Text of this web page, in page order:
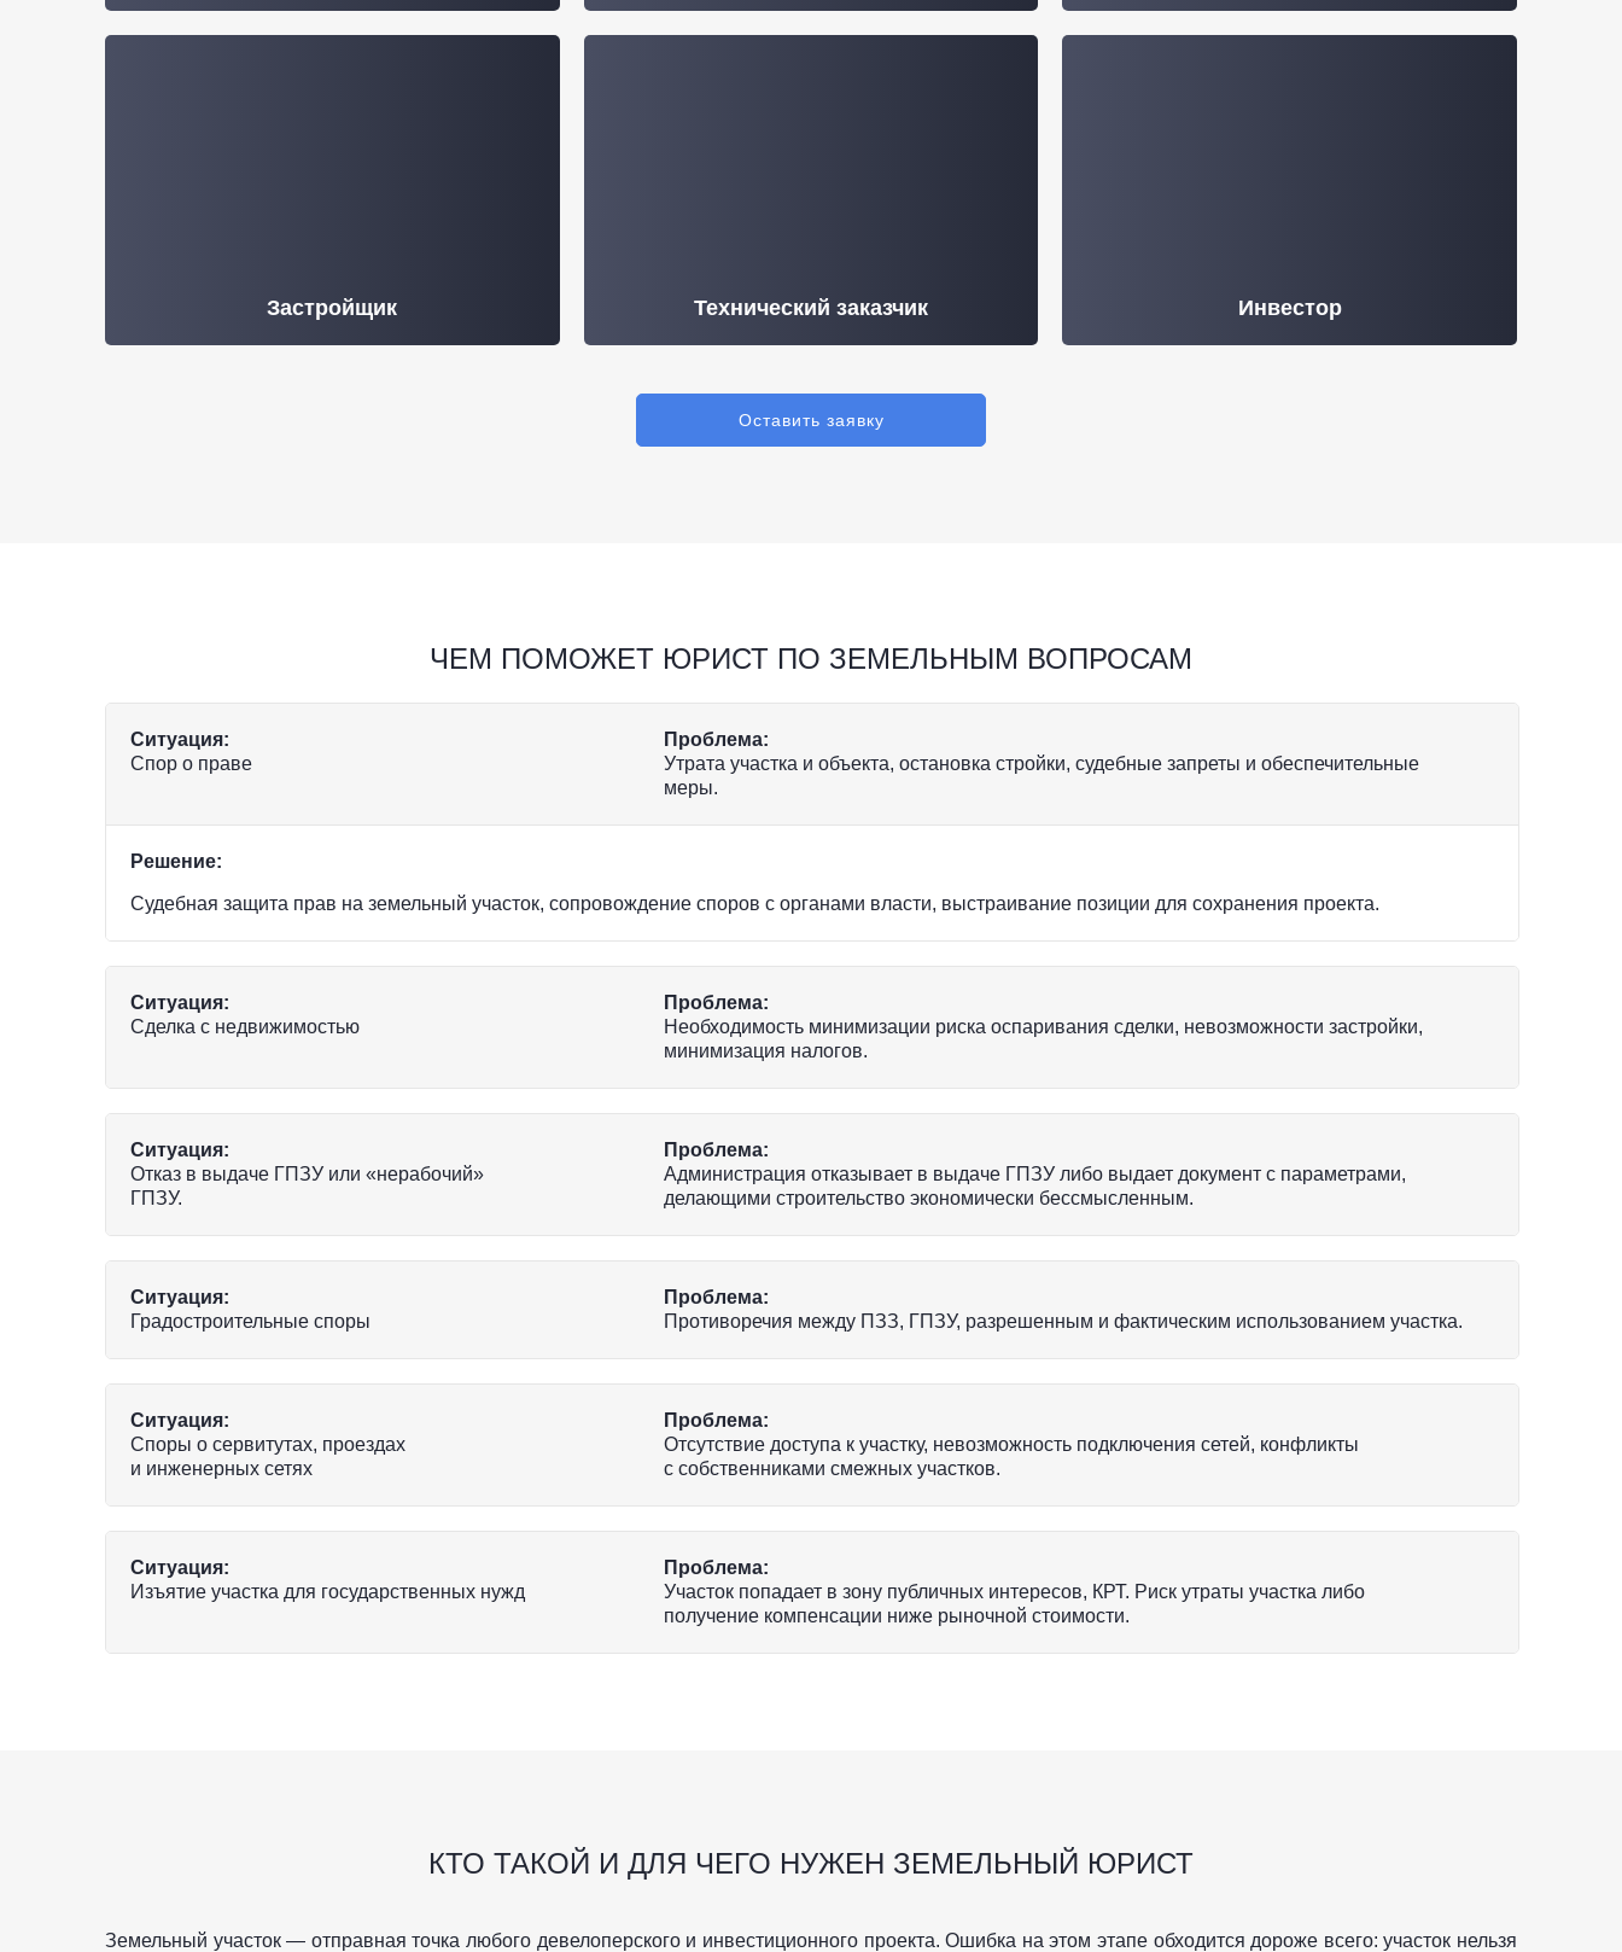
Застройщик Технический заказчик Инвестор
Оставить заявку
ЧЕМ ПОМОЖЕТ ЮРИСТ ПО ЗЕМЕЛЬНЫМ ВОПРОСАМ
Ситуация:
Спор о праве
Проблема:
Утрата участка и объекта, остановка стройки, судебные запреты и обеспечительные
меры.
Решение:
Судебная защита прав на земельный участок, сопровождение споров с органами власти, выстраивание позиции для сохранения проекта.
Ситуация:
Сделка с недвижимостью
Проблема:
Необходимость минимизации риска оспаривания сделки, невозможности застройки,
минимизация налогов.
Ситуация:
Отказ в выдаче ГПЗУ или «нерабочий»
ГПЗУ.
Проблема:
Администрация отказывает в выдаче ГПЗУ либо выдает документ с параметрами,
делающими строительство экономически бессмысленным.
Ситуация:
Градостроительные споры
Проблема:
Противоречия между ПЗЗ, ГПЗУ, разрешенным и фактическим использованием участка.
Ситуация:
Споры о сервитутах, проездах
и инженерных сетях
Проблема:
Отсутствие доступа к участку, невозможность подключения сетей, конфликты
с собственниками смежных участков.
Ситуация:
Изъятие участка для государственных нужд
Проблема:
Участок попадает в зону публичных интересов, КРТ. Риск утраты участка либо
получение компенсации ниже рыночной стоимости.
КТО ТАКОЙ И ДЛЯ ЧЕГО НУЖЕН ЗЕМЕЛЬНЫЙ ЮРИСТ
Земельный участок — отправная точка любого девелоперского и инвестиционного проекта. Ошибка на этом этапе обходится дороже всего: участок нельзя